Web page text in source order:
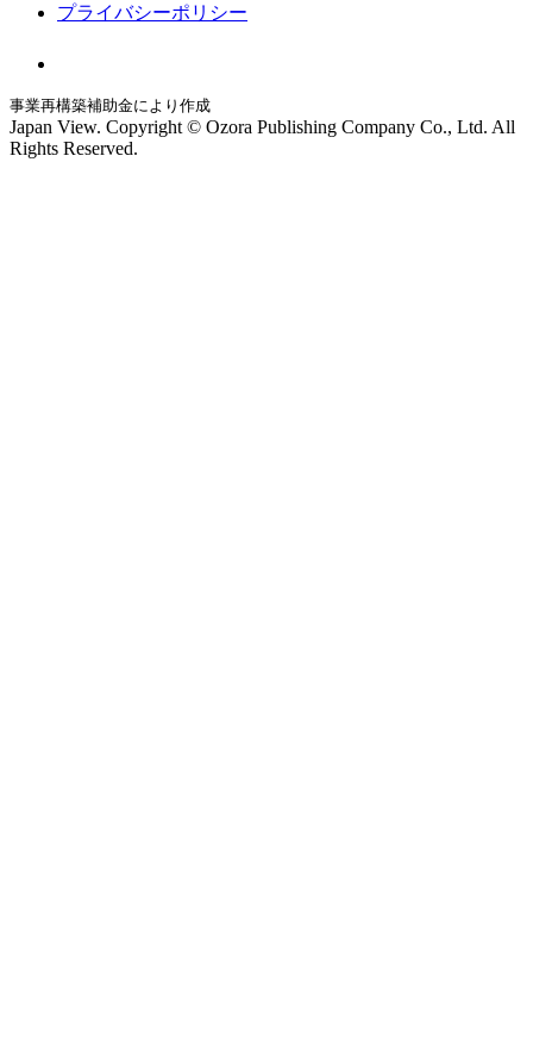
プライバシーポリシー
事業再構築補助金により作成
Japan View. Copyright © Ozora Publishing Company Co., Ltd. All
Rights Reserved.